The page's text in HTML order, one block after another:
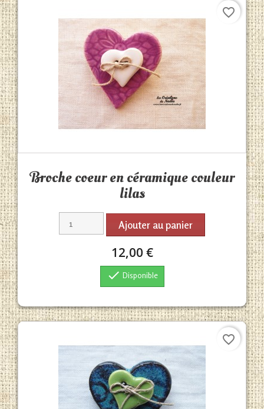
Broche coeur en céramique couleur
lilas
Ajouter au panier
12,00 €
 Disponible
favorite_border
favorite_border